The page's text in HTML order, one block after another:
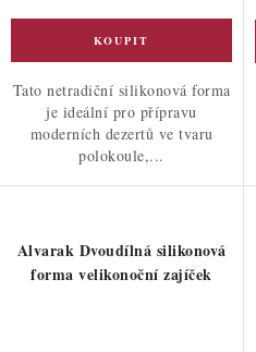
Tato netradiční silikonová forma
je ideální pro přípravu
moderních dezertů ve tvaru
polokoule,...
Alvarak Dvoudílná silikonová
forma velikonoční zajíček